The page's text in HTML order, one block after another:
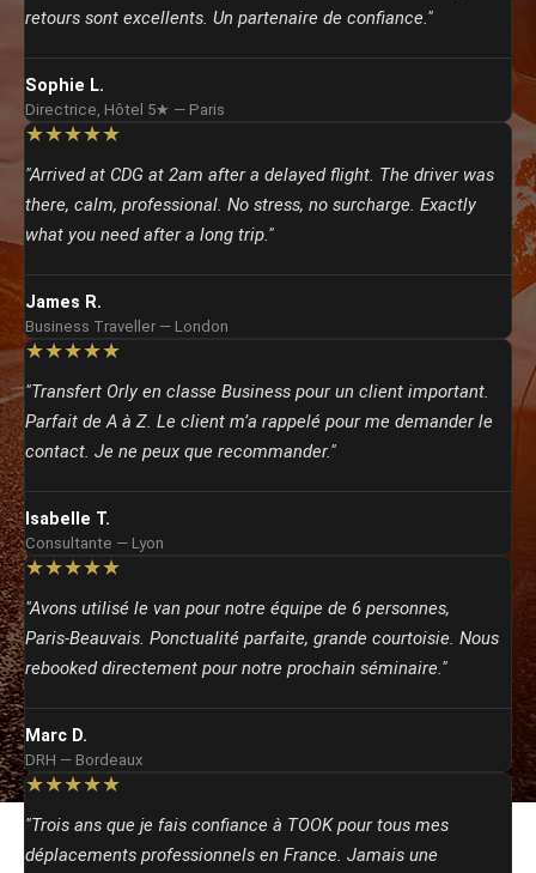
retours sont excellents. Un partenaire de confiance."
Sophie L.
Directrice, Hôtel 5★ — Paris
★★★★★
"Arrived at CDG at 2am after a delayed flight. The driver was
there, calm, professional. No stress, no surcharge. Exactly
what you need after a long trip."
James R.
Business Traveller — London
★★★★★
"Transfert Orly en classe Business pour un client important.
Parfait de A à Z. Le client m’a rappelé pour me demander le
contact. Je ne peux que recommander."
Isabelle T.
Consultante — Lyon
★★★★★
"Avons utilisé le van pour notre équipe de 6 personnes,
Paris‑Beauvais. Ponctualité parfaite, grande courtoisie. Nous
rebooked directement pour notre prochain séminaire."
Marc D.
DRH — Bordeaux
★★★★★
"Trois ans que je fais confiance à TOOK pour tous mes
déplacements professionnels en France. Jamais une